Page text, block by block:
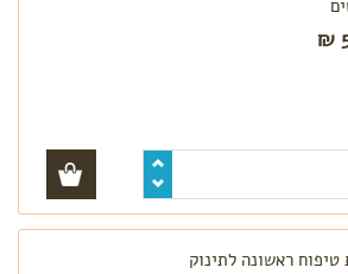
ראשונה לתינוק